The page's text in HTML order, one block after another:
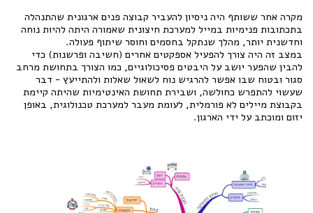
מקרה אחר ששותף היה ניסיון להעביר קבוצה פנים ארגונית שהתנהלה
בתכתובות פנימיות במייל למערכת חיצונית שאמורה היתה להיות נוחה
וחדשנית יותר, מהלך שנתקל בחסמים וחוסר שיתוף פעולה.
במצב זה היה צורך להפעיל אספקטים אחרים (חשיבה ופרשנות) כדי
להבין שהפער יושב על היבטים פסיכולוגיים, כמו הצורך בתחושת מרחב
סגור ובטוח שבו אפשר להרגיש נוח לשאול שאלות ולהתייעץ - דבר
שעשוי להתפרש כחולשה, ושבירת תחושת האינטימיות שהיתה קיימת
בקבוצת מיילים לא פורמלית, לעומת מעבר למערכת טכנולוגית, באופן
יזום ומוכתב על ידי הארגון.